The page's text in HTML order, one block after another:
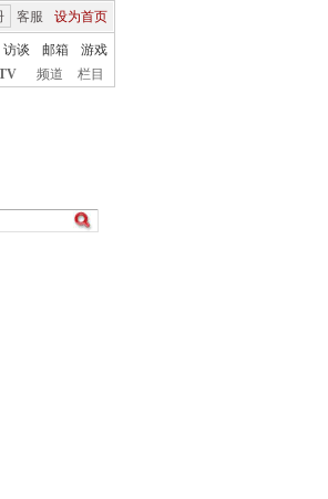
客服 设为首页
访谈 邮箱
游戏
频道 栏目